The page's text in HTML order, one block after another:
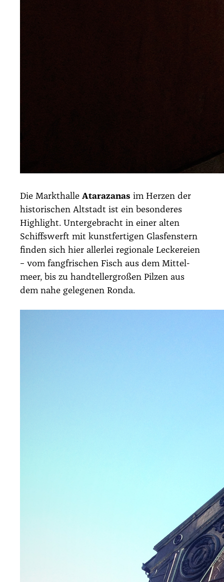
Die Markt­hal­le Ata­raz­a­nas im Her­zen der
his­to­ri­schen Alt­stadt ist ein beson­de­res
High­light. Unter­ge­bracht in einer alten
Schiffs­werft mit kunst­fer­ti­gen Glas­fens­tern
fin­den sich hier aller­lei regio­na­le Lecke­rei­en
– vom fang­fri­schen Fisch aus dem Mit­tel­
meer, bis zu hand­tel­ler­gro­ßen Pil­zen aus
dem nahe gele­ge­nen Ron­da.